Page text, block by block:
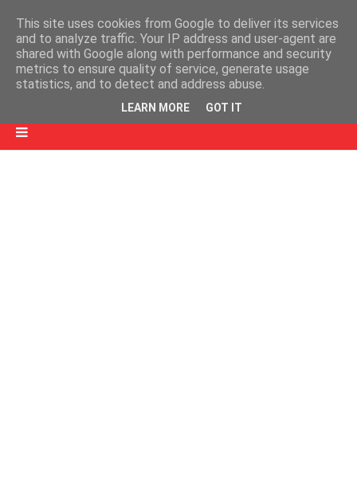
This site uses cookies from Google to deliver its services
and to analyze traffic. Your IP address and user-agent are
shared with Google along with performance and security
metrics to ensure quality of service, generate usage
statistics, and to detect and address abuse.
LEARN MORE GOT IT